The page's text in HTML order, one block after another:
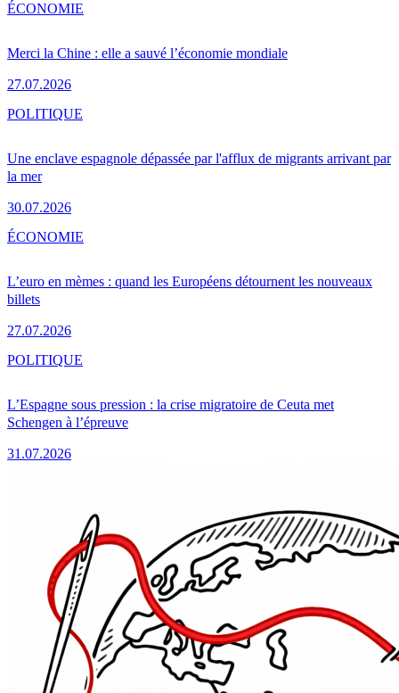
Merci la Chine : elle a sauvé l’économie mondiale
27.07.2026
ÉCONOMIE
Une enclave espagnole dépassée par l'afflux de migrants arrivant par
la mer
30.07.2026
POLITIQUE
L’euro en mèmes : quand les Européens détournent les nouveaux
billets
27.07.2026
ÉCONOMIE
L’Espagne sous pression : la crise migratoire de Ceuta met
Schengen à l’épreuve
31.07.2026
POLITIQUE